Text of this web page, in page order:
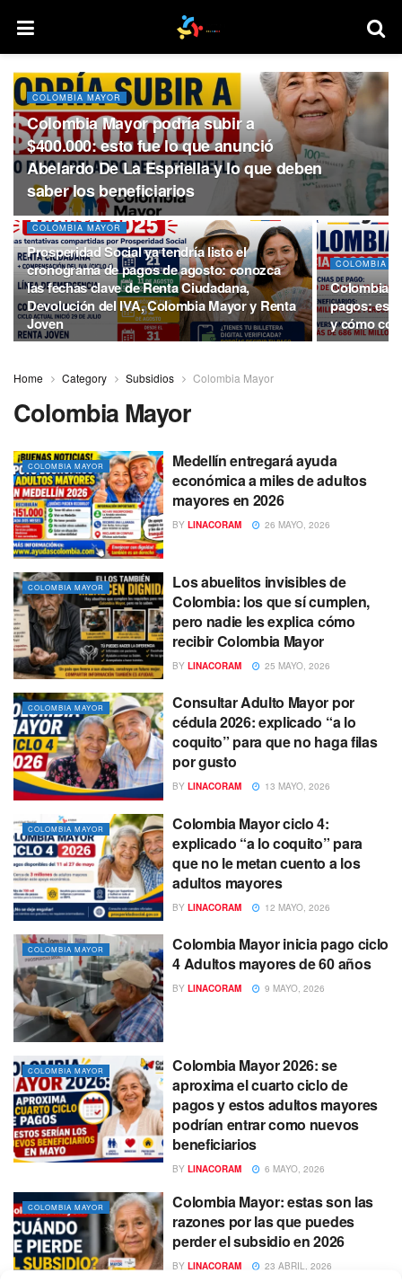
COLOMBIA MAYOR
Colombia Mayor podría subir a
$400.000: esto fue lo que anunció
Abelardo De La Espriella y lo que deben
saber los beneficiarios
COLOMBIA MAYOR
Prosperidad Social ya tendría listo el
cronograma de pagos de agosto: conozca
las fechas clave de Renta Ciudadana,
Devolución del IVA, Colombia Mayor y Renta
Joven
COLOMBIA
Colombia
pagos:
y cómo
Home Category Subsidios Colombia Mayor
Colombia Mayor
COLOMBIA MAYOR
Medellín entregará ayuda
económica a miles de adultos
mayores en 2026
BY LINACORAM 26 MAYO, 2026
COLOMBIA MAYOR
Los abuelitos invisibles de
Colombia: los que sí cumplen,
pero nadie les explica cómo
recibir Colombia Mayor
BY LINACORAM 25 MAYO, 2026
COLOMBIA MAYOR
Consultar Adulto Mayor por
cédula 2026: explicado “a lo
coquito” para que no haga filas
por gusto
BY LINACORAM 13 MAYO, 2026
COLOMBIA MAYOR
Colombia Mayor ciclo 4:
explicado “a lo coquito” para
que no le metan cuento a los
adultos mayores
BY LINACORAM 12 MAYO, 2026
COLOMBIA MAYOR
Colombia Mayor inicia pago ciclo
4 Adultos mayores de 60 años
BY LINACORAM 9 MAYO, 2026
COLOMBIA MAYOR
Colombia Mayor 2026: se
aproxima el cuarto ciclo de
pagos y estos adultos mayores
podrían entrar como nuevos
beneficiarios
BY LINACORAM 6 MAYO, 2026
COLOMBIA MAYOR
Colombia Mayor: estas son las
razones por las que puedes
perder el subsidio en 2026
BY LINACORAM 23 ABRIL, 2026